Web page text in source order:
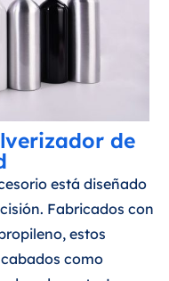
de
está diseñado
Fabricados con
estos
como